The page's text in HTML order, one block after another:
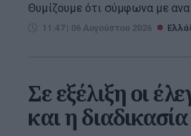
Θυμίζουμε ότι σύμφωνα με
11:47 | 06 Αυγούστου 2026
Σε εξέλιξη οι
και η